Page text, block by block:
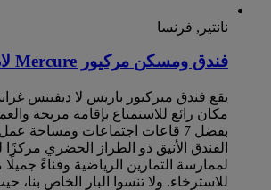
نانتير, فرنسا
فندق ومسكن مركيور Mercure لاديفانس بارك
مكان رائع للاستمتاع بإقامة مريحة
بفضل 7 قاعات اجتماعات ومساحة
الفندق الأنيق ذو الطراز الحضري مركزًا
لممارسة التمارين الرياضية وفناءً جميلًا
للاسترخاء. ولا تنسوا البار الخاص بنا،